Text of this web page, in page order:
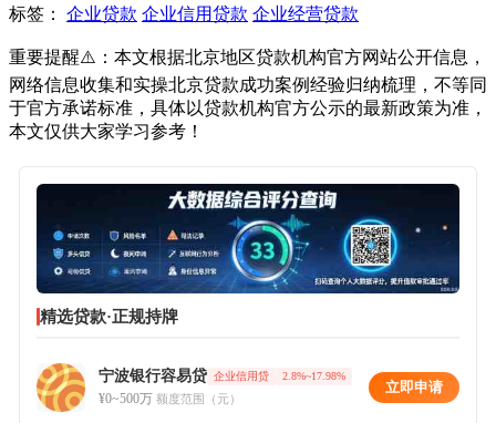
标签： 企业贷款 企业信用贷款 企业经营贷款
重要提醒⚠️：本文根据北京地区贷款机构官方网站公开信息，
网络信息收集和实操北京贷款成功案例经验归纳梳理，不等同
于官方承诺标准，具体以贷款机构官方公示的最新政策为准，
本文仅供大家学习参考！
精选贷款·正规持牌
宁波银行容易贷 企业信用贷 2.8%~17.98%
¥0~500万 额度范围（元）
立即申请